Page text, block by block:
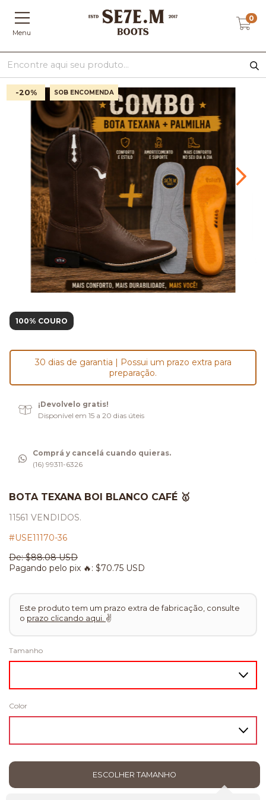
Menu
0
-20% SOB ENCOMENDA
100% COURO
30 dias de garantia | Possui um prazo extra para
preparação.
¡Devolvelo gratis!
Disponível em 15 a 20 dias úteis
Comprá y cancelá cuando quieras.
(16) 99311-6326
BOTA TEXANA BOI BLANCO CAFÉ 🥇
11561 VENDIDOS.
#USE11170-36
De:$88.08 USD
Pagando pelo pix 🔥: $70.75 USD
Este produto tem um prazo extra de fabricação, consulte
o prazo clicando aqui. ✌
Tamanho
Color